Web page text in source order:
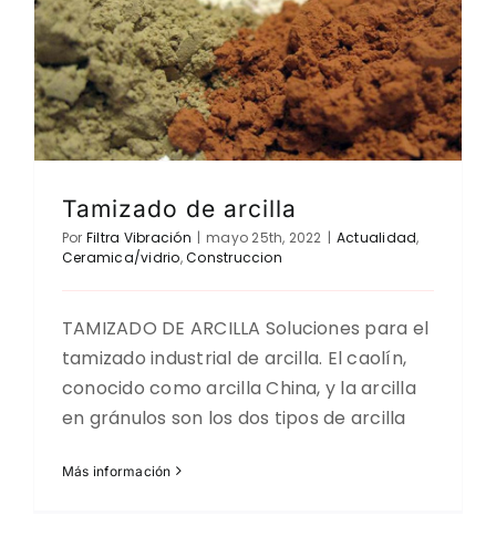
Tamizado de arcilla
Por Filtra Vibración | mayo 25th, 2022 | Actualidad,
Ceramica/vidrio,Construccion
TAMIZADO DE ARCILLA Soluciones para el
tamizado industrial de arcilla. El caolín,
conocido como arcilla China, y la arcilla
en gránulos son los dos tipos de arcilla
Más información